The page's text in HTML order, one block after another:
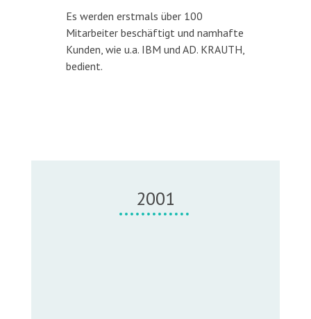
Es werden erstmals über 100
Mitarbeiter beschäftigt und namhafte
Kunden, wie u.a. IBM und AD. KRAUTH,
bedient.
2001